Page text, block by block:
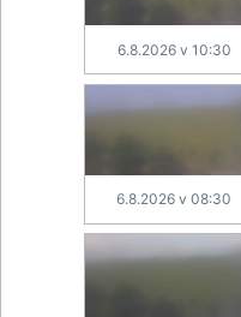
6.8.2026 v 10:30
6.8.2026 v 08:30